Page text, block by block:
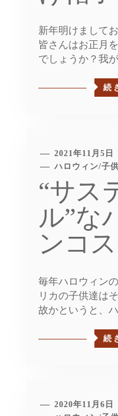
新年明けまして
皆さんはお正月
でしょうか？我
続
2021年11月5日
ハロウィン/子
“サス
ル”な
ンコ
毎年ハロウィン
リカの子供達は
故かというと、
続
2020年11月6日